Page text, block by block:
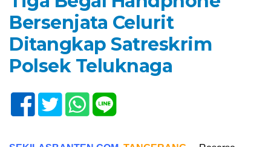
Bersenjata Celurit
Ditangkap Satreskrim
Polsek Teluknaga